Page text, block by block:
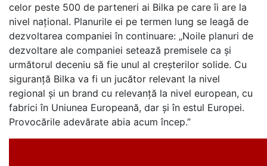
celor peste 500 de parteneri ai Bilka pe care îi are la
nivel național. Planurile ei pe termen lung se leagă de
dezvoltarea companiei în continuare: „Noile planuri de
dezvoltare ale companiei setează premisele ca și
următorul deceniu să fie unul al creșterilor solide. Cu
siguranță Bilka va fi un jucător relevant la nivel
regional și un brand cu relevanță la nivel european, cu
fabrici în Uniunea Europeană, dar și în estul Europei.
Provocările adevărate abia acum încep.”